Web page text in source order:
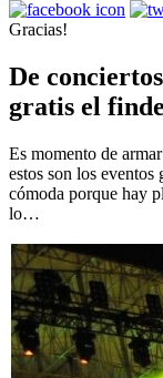
Gracias!
De
gratis el
Es momento de
estos son los
cómoda porque hay
lo…